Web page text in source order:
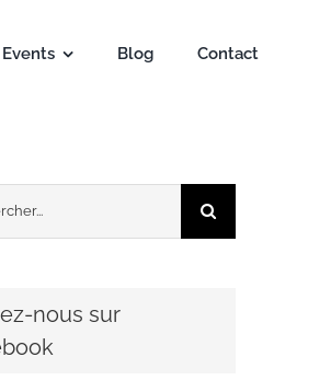
Events Blog Contact
nous sur